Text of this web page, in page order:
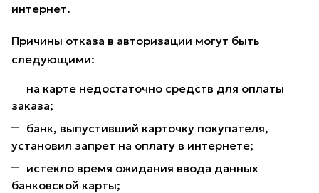
интернет.
Причины отказа в авторизации могут быть
следующими:
на карте недостаточно средств для оплаты
заказа;
банк, выпустивший карточку покупателя,
установил запрет на оплату в интернете;
истекло время ожидания ввода данных
банковской карты;